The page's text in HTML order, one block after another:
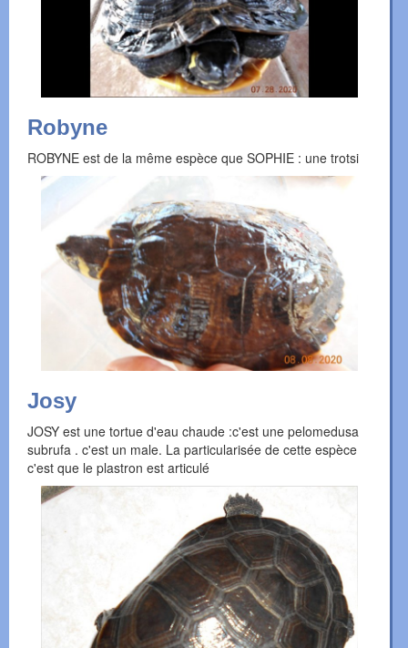
Robyne
ROBYNE est de la même espèce que SOPHIE : une trotsi
Josy
JOSY est une tortue d'eau chaude :c'est une pelomedusa
subrufa . c'est un male. La particularisée de cette espèce
c'est que le plastron est articulé